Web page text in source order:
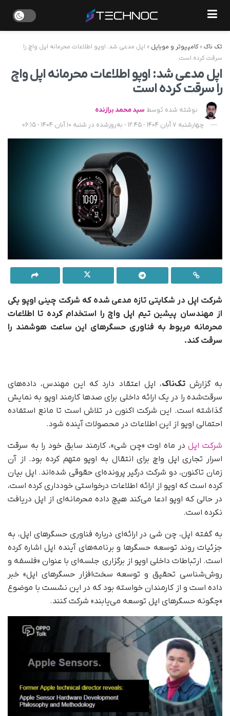
تک ناک»کامپیوتر و موبایل » اپل مدعی شد: اوپو اطلاعات محرمانه اپل واچ را
سرقت کرده است
اپل مدعی شد: اوپو اطلاعات محرمانه اپل واچ
را سرقت کرده است
نوشته شده توسط سید محمد برازنده
چهارشنبه 7 آبان 1404 - 12:45 - به‌روزشده در شنبه 10 آبان 1404 - 06:15
شرکت اپل در شکایتی تازه‌ مدعی شده که شرکت چینی اوپو یکی
از مهندسان پیشین تیم اپل واچ را استخدام کرده تا اطلاعات
محرمانه مربوط به فناوری حسگرهای این ساعت هوشمند را
سرقت کند.
به گزارشتک‌ناک، اپل اعتقاد دارد که این مهندس، داده‌های
سرقت‌شده را در یک ارائه داخلی برای صدها کارمند اوپو به نمایش
گذاشته است. این شرکت اکنون در تلاش است تا مانع استفاده
احتمالی اوپو از این اطلاعات در محصولات آینده شود.
شرکت اپل در ماه اوت «چن شی»، کارمند سابق خود را به سرقت
اسرار تجاری اپل واچ برای انتقال به اوپو متهم کرده بود. از آن
زمان تاکنون، دو شرکت درگیر پرونده‌ای حقوقی شده‌اند. اپل بیان
کرده است که اوپو از ارائه اطلاعات درخواستی خودداری کرده است،
در حالی‌ که اوپو ادعا می‌کند هیچ داده محرمانه‌ای از اپل دریافت
نکرده است.
به گفته اپل، چن شی در ارائه‌ای درباره فناوری حسگرهای اپل، به
جزئیات روند توسعه حسگرها و برنامه‌های آینده اپل اشاره کرده
است. ارتباطات داخلی اوپو از برگزاری جلسه‌ای با عنوان «فلسفه و
روش‌شناسی تحقیق و توسعه سخت‌افزار حسگرهای اپل» خبر
داده است و از کارمندان خواسته بود که در این نشست با موضوع
«چگونه حسگرهای اپل توسعه می‌یابند» شرکت کنند.